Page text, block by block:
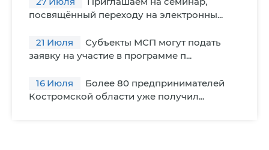
посвящённый переходу на электронны...
21 Июля
Субъекты МСП могут подать
заявку на участие в программе п...
16 Июля
Более 80 предпринимателей
Костромской области уже получил...